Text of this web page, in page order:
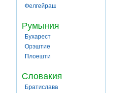
Фелгейраш
Румыния
Бухарест
Орэштие
Плоешти
Словакия
Братислава